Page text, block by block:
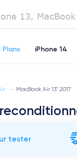
Plans iPhone 14
— MacBook Air 13" 2017
tester